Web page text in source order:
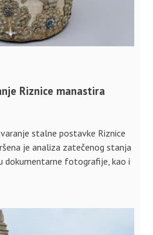
Riznice manastira
stalne postavke Riznice
je analiza zatečenog stanja
dokumentarne fotografije, kao i